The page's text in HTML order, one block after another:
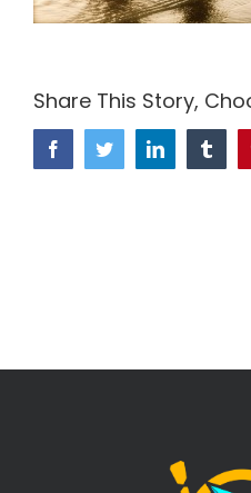
Share This Story,
FacebookTwitterLinkedIn